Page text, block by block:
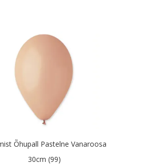
Õhupall Pastelne Vanaroosa
30cm (99)